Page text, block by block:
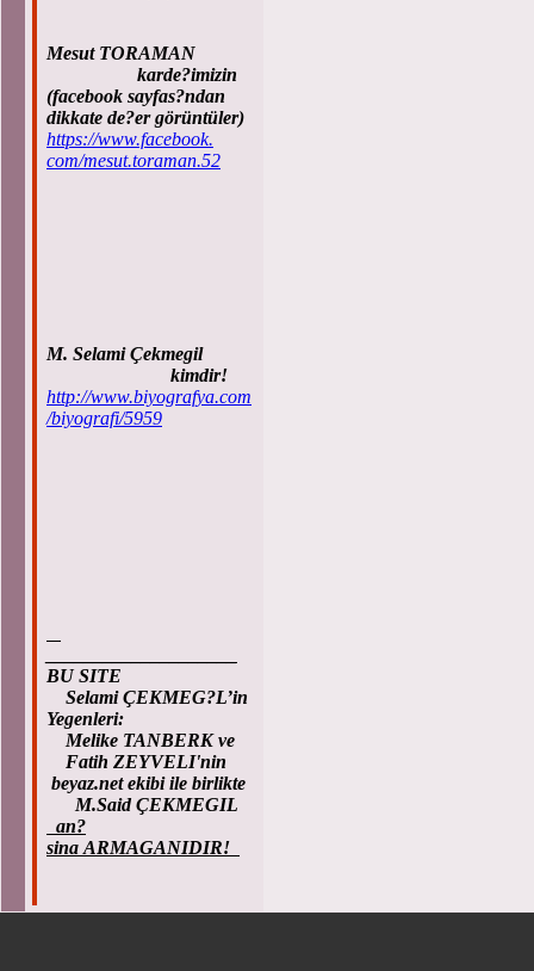
Mesut TORAMAN
karde?imizin
(facebook sayfas?ndan
dikkate de?er görüntüler)
https://www.facebook.
com/mesut.toraman.52
M. Selami Çekmegil
kimdir!
http://www.biyografya.com
/biyografi/5959
BU SITE
Selami ÇEKMEG?L’in
Yegenleri:
Melike TANBERK ve
Fatih ZEYVELI'nin
beyaz.net ekibi ile birlikte
M.Said ÇEKMEGIL
an?
sina ARMAGANIDIR!